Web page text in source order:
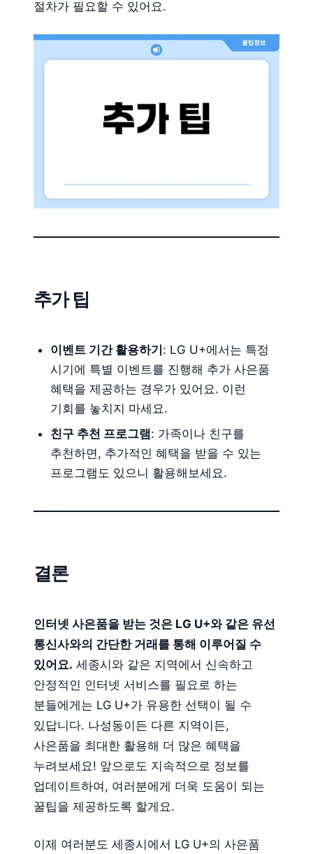
절차가 필요할 수 있어요.
추가 팁
이벤트 기간 활용하기: LG U+에서는 특정
시기에 특별 이벤트를 진행해 추가 사은품
혜택을 제공하는 경우가 있어요. 이런
기회를 놓치지 마세요.
친구 추천 프로그램: 가족이나 친구를
추천하면, 추가적인 혜택을 받을 수 있는
프로그램도 있으니 활용해보세요.
결론
인터넷 사은품을 받는 것은 LG U+와 같은 유선
통신사와의 간단한 거래를 통해 이루어질 수
있어요. 세종시와 같은 지역에서 신속하고
안정적인 인터넷 서비스를 필요로 하는
분들에게는 LG U+가 유용한 선택이 될 수
있답니다. 나성동이든 다른 지역이든,
사은품을 최대한 활용해 더 많은 혜택을
누려보세요! 앞으로도 지속적으로 정보를
업데이트하여, 여러분에게 더욱 도움이 되는
꿀팁을 제공하도록 할게요.
이제 여러분도 세종시에서 LG U+의 사은품